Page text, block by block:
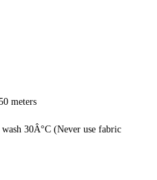
meters
30Â°C (Never use fabric